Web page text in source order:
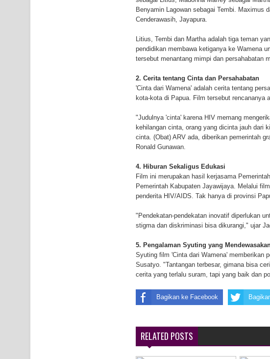
Indonesia Turns Remote Papua Frontier into National Food Belt with
Mantan Sekda Jayawijaya Jadi Tersangka Kasus Korupsi Jalan
Presenter TVRI Papua Barat Yanto Idorway Masih Hilang
Pencarian Hari Keenam Korban Hanyut di Air Terjun Memti Belum
Benyamin Lagowan sebagai Tembi. Maximus
Cenderawasih, Jayapura.
Litius, Tembi dan Martha adalah tiga teman
pendidikan membawa ketiganya ke Wamena
tersebut menantang mimpi dan persahabatan
2. Cerita tentang Cinta dan Persahabatan
'Cinta dari Wamena' adalah cerita tentang
kota-kota di Papua. Film tersebut rencananya
"Judulnya 'cinta' karena HIV memang
kehilangan cinta, orang yang dicinta jauh dari
cinta. (Obat) ARV ada, diberikan pemerintah
Ronald Gunawan.
4. Hiburan Sekaligus Edukasi
Film ini merupakan hasil kerjasama
Pemerintah Kabupaten Jayawijaya. Melalui
penderita HIV/AIDS. Tak hanya di provinsi
"Pendekatan-pendekatan inovatif diperlukan
stigma dan diskriminasi bisa dikurangi," ujar
5. Pengalaman Syuting yang
Syuting film 'Cinta dari Wamena' memberikan
Susatyo. "Tantangan terbesar, gimana bisa
cerita yang terlalu suram, tapi yang baik dan
Bagikan ke Facebook
RELATED POSTS